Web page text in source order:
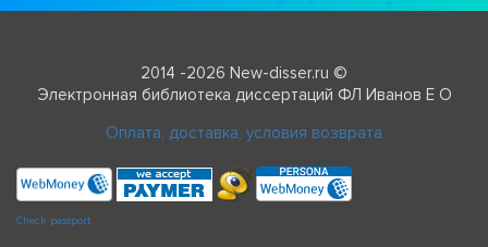
2014 -2026 New-disser.ru ©
Электронная библиотека диссертаций ФЛ Иванов Е О
Оплата, доставка, условия возврата
Check passport